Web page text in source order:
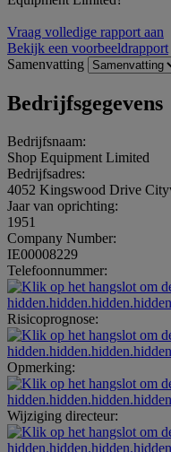
Vraag volledige rapport aan
Bekijk een voorbeeldrapport
Samenvatting
Bedrijfsgegevens
Bedrijfsnaam:
Shop Equipment Limited
Bedrijfsadres:
4052 Kingswood Drive
Jaar van oprichting:
1951
Company Number:
IE00008229
Telefoonnummer:
Risicoprognose:
Opmerking:
Wijziging directeur: